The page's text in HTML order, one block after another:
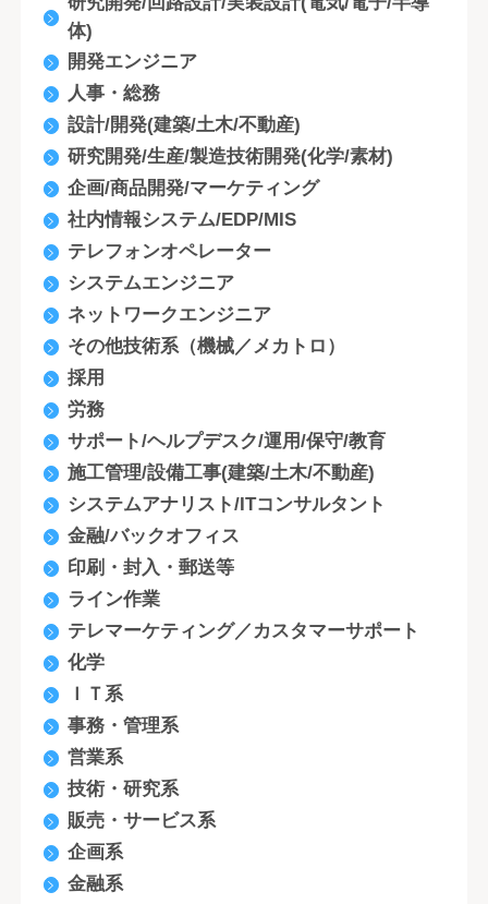
体)
開発エンジニア
人事・総務
設計/開発(建築/土木/不動産)
研究開発/生産/製造技術開発(化学/素材)
企画/商品開発/マーケティング
社内情報システム/EDP/MIS
テレフォンオペレーター
システムエンジニア
ネットワークエンジニア
その他技術系（機械／メカトロ）
採用
労務
サポート/ヘルプデスク/運用/保守/教育
施工管理/設備工事(建築/土木/不動産)
システムアナリスト/ITコンサルタント
金融/バックオフィス
印刷・封入・郵送等
ライン作業
テレマーケティング／カスタマーサポート
化学
ＩＴ系
事務・管理系
営業系
技術・研究系
販売・サービス系
企画系
金融系